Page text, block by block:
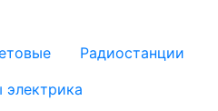
Радиостанции